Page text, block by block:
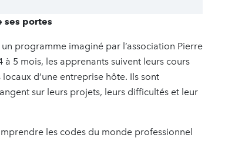
ses portes
un programme imaginé par l’association Pierre
5 mois, les apprenants suivent leurs cours
d’une entreprise hôte. Ils sont
sur leurs projets, leurs difficultés et leur
les codes du monde professionnel